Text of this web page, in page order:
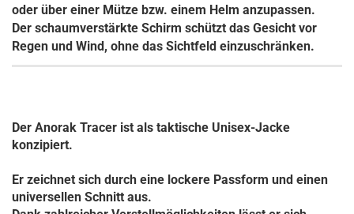
oder über einer Mütze bzw. einem Helm anzupassen.
Der schaumverstärkte Schirm schützt das Gesicht vor
Regen und Wind, ohne das Sichtfeld einzuschränken.
Der Anorak Tracer ist als taktische Unisex-Jacke
konzipiert.
Er zeichnet sich durch eine lockere Passform und einen
universellen Schnitt aus.